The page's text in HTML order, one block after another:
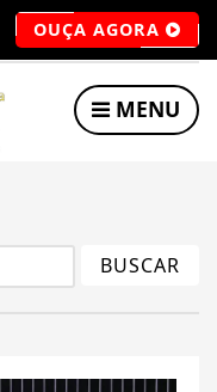
OUÇA AGORA
MENU
BUSCAR